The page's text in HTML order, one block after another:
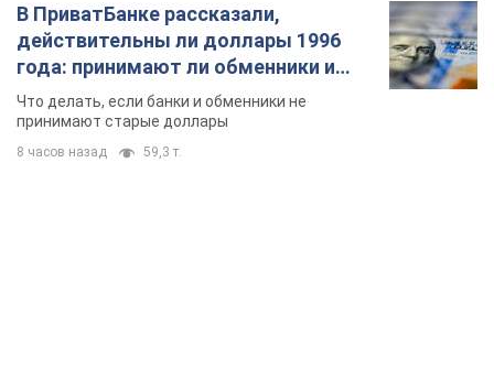
В ПриватБанке рассказали,
действительны ли доллары 1996
года: принимают ли обменники и
банки такие купюры
Что делать, если банки и обменники не
принимают старые доллары
8 часов назад 59,3 т.